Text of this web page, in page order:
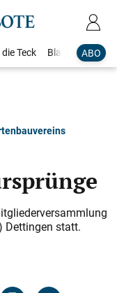
ABO
Teck Blaulicht
Dettingen statt.